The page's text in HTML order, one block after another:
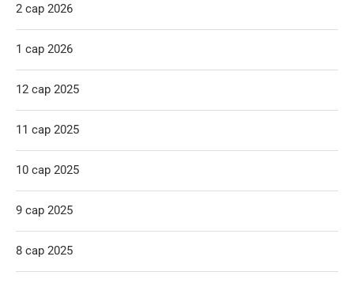
2 сар 2026
1 сар 2026
12 сар 2025
11 сар 2025
10 сар 2025
9 сар 2025
8 сар 2025